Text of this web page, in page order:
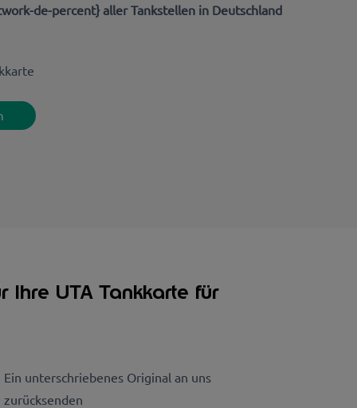
de-percent}aller Tankstellen in Deutschland
Ihre UTA Tankkarte für
Ein unterschriebenes Original an uns
zurücksenden